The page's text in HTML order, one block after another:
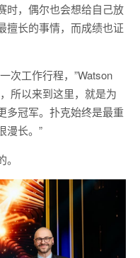
时，偶尔也会想给自己放
擅长的事情，而成绩也证
次工作行程，”Watson
所以来到这里，就是为
多冠军。扑克始终是最重
漫长。”